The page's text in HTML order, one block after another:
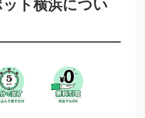
ト横浜につい